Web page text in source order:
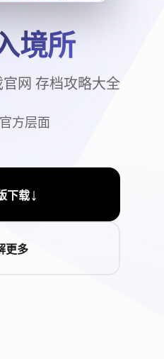
境所
网 存档攻略大全
方层面
下载↓
更多